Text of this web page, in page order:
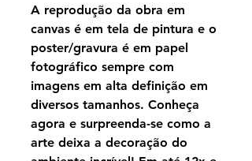
A reprodução da obra em
canvas é em tela de pintura e o
poster/gravura é em papel
fotográfico sempre com
imagens em alta definição em
diversos tamanhos. Conheça
agora e surpreenda-se como a
arte deixa a decoração do